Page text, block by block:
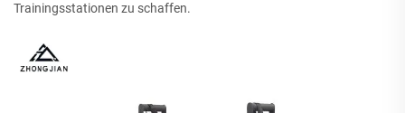
Trainingsstationen zu schaffen.